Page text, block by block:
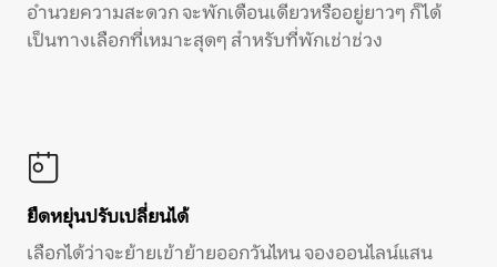
อำนวยความสะดวก จะพักเดือนเดียวหรืออยู่ยาวๆ ก็ได้
เป็นทางเลือกที่เหมาะสุดๆ สำหรับที่พักเช่าช่วง
ยืดหยุ่นปรับเปลี่ยนได้
เลือกได้ว่าจะย้ายเข้าย้ายออกวันไหน จองออนไลน์แสน